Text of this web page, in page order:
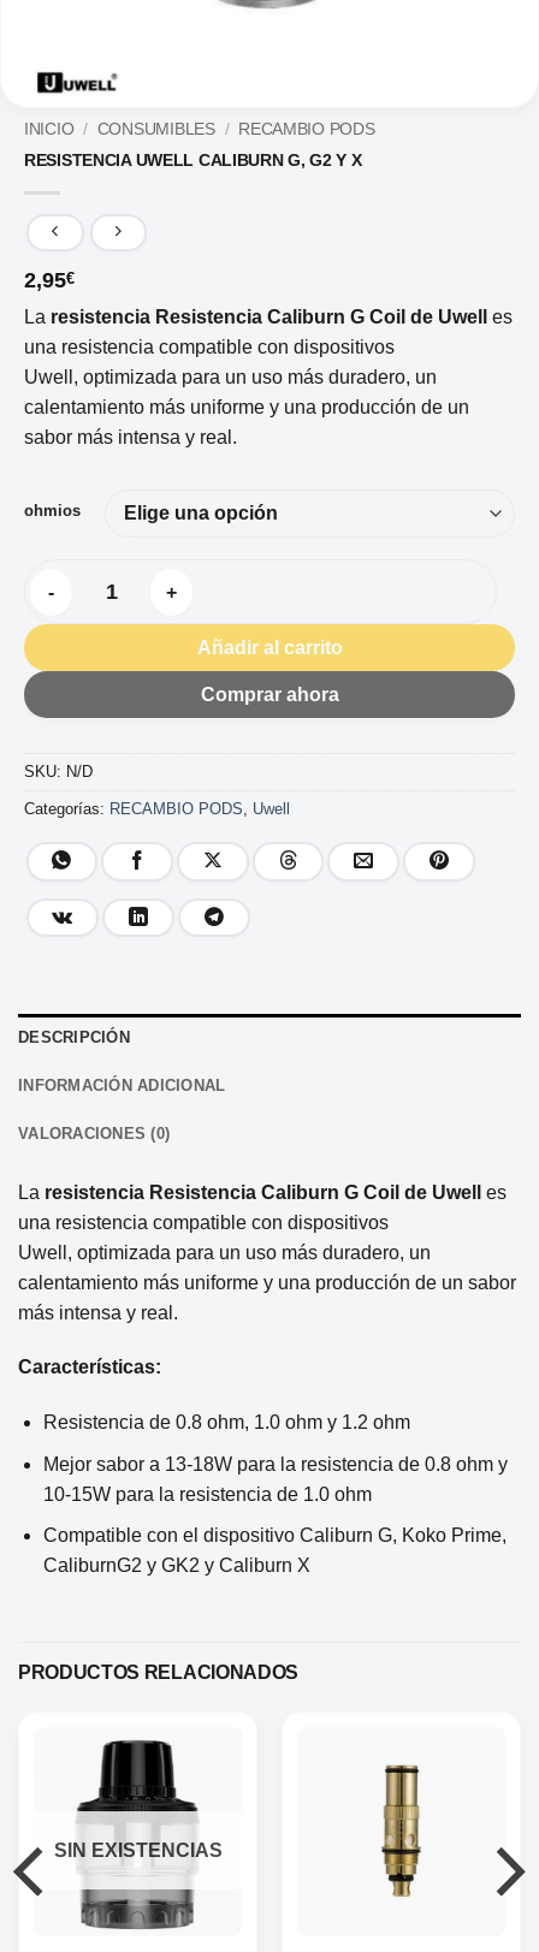
INICIO / CONSUMIBLES / RECAMBIO PODS
RESISTENCIA UWELL CALIBURN G, G2 Y X
2,95€
La resistencia Resistencia Caliburn G Coil de Uwell es
una resistencia compatible con dispositivos
Uwell, optimizada para un uso más duradero, un
calentamiento más uniforme y una producción de un
sabor más intensa y real.
ohmios
RESISTENCIA UWELL CALIBURN G, G2 Y X cantidad
Añadir al carrito
Comprar ahora
SKU: N/D
Categorías: RECAMBIO PODS Uwell
DESCRIPCIÓN
INFORMACIÓN ADICIONAL
VALORACIONES (0)
La resistencia Resistencia Caliburn G Coil de Uwell es
una resistencia compatible con dispositivos
Uwell, optimizada para un uso más duradero, un
calentamiento más uniforme y una producción de un sabor
más intensa y real.
Características:
Resistencia de 0.8 ohm, 1.0 ohm y 1.2 ohm
Mejor sabor a 13-18W para la resistencia de 0.8 ohm y
10-15W para la resistencia de 1.0 ohm
Compatible con el dispositivo Caliburn G, Koko Prime,
CaliburnG2 y GK2 y Caliburn X
PRODUCTOS RELACIONADOS
SIN EXISTENCIAS